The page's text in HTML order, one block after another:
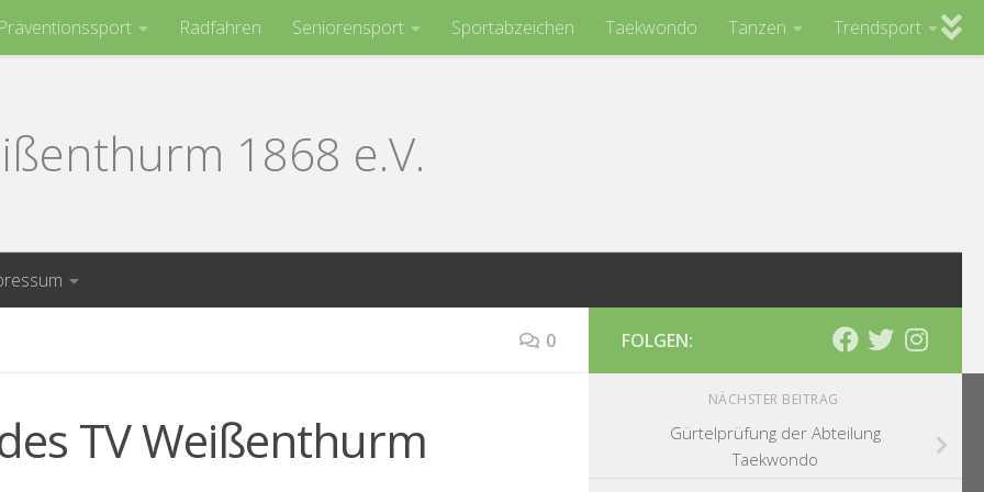
Präventionssport Radfahren Seniorensport Sportabzeichen Taekwondo Tanzen Trendsport
1868 e.V.
0
TV Weißenthurm
FOLGEN:
NÄCHSTER BEITRAG
Gürtelprüfung der Abteilung
Taekwondo